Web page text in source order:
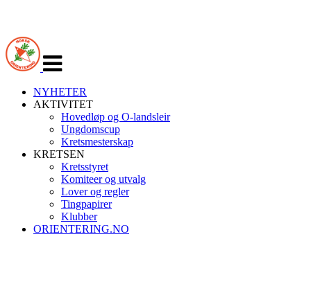
navigasjon
NYHETER
AKTIVITET
Hovedløp og O-landsleir
Ungdomscup
Kretsmesterskap
KRETSEN
Kretsstyret
Komiteer og utvalg
Lover og regler
Tingpapirer
Klubber
ORIENTERING.NO